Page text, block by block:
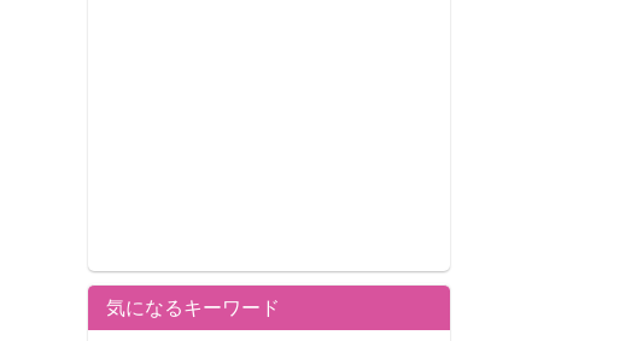
気になるキーワード